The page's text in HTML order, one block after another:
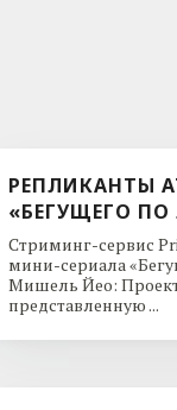
РЕПЛИКАНТЫ
«БЕГУЩЕГО ПО
Стриминг-сервис
мини-сериала
Мишель Йео:
представленную ...